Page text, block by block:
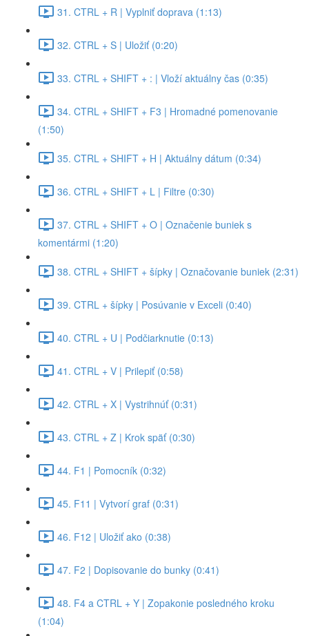
31. CTRL + R | Vyplniť doprava (1:13)
32. CTRL + S | Uložiť (0:20)
33. CTRL + SHIFT + : | Vloží aktuálny čas (0:35)
34. CTRL + SHIFT + F3 | Hromadné pomenovanie
(1:50)
35. CTRL + SHIFT + H | Aktuálny dátum (0:34)
36. CTRL + SHIFT + L | Filtre (0:30)
37. CTRL + SHIFT + O | Označenie buniek s
komentármi (1:20)
38. CTRL + SHIFT + šípky | Označovanie buniek (2:31)
39. CTRL + šípky | Posúvanie v Exceli (0:40)
40. CTRL + U | Podčiarknutie (0:13)
41. CTRL + V | Prilepiť (0:58)
42. CTRL + X | Vystrihnúť (0:31)
43. CTRL + Z | Krok späť (0:30)
44. F1 | Pomocník (0:32)
45. F11 | Vytvorí graf (0:31)
46. F12 | Uložiť ako (0:38)
47. F2 | Dopisovanie do bunky (0:41)
48. F4 a CTRL + Y | Zopakonie posledného kroku
(1:04)